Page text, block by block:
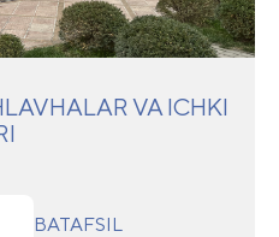
VA ICHKI
BATAFSIL